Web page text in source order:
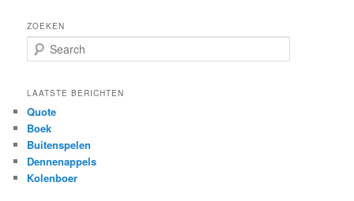
ZOEKEN
e
r
h
LAATSTE BERICHTEN
Quote
Boek
Buitenspelen
Dennenappels
Kolenboer